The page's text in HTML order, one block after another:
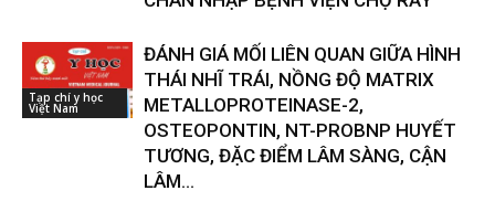
Tạp chí y học
Việt Nam
ĐÁNH GIÁ MỐI LIÊN QUAN GIỮA HÌNH
THÁI NHĨ TRÁI, NỒNG ĐỘ MATRIX
METALLOPROTEINASE-2,
OSTEOPONTIN, NT-PROBNP HUYẾT
TƯƠNG, ĐẶC ĐIỂM LÂM SÀNG, CẬN
LÂM...